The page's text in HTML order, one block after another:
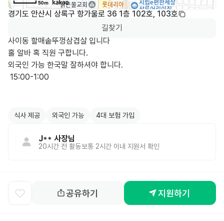
50m
경기도 안산시 상록구 항가울로 36 1층 102호, 103호
길찾기
사이동 할매솥뚜껑삼겹살 입니다
홀 알바 혹 직원 구합니다.
외국인 가능 한국말 잘하셔야 합니다.
식사 제공 외국인 가능 4대 보험 가입
J** 사장님
20시간 전 활동보통 2시간 이내 지원서 확인
공유하기 지원하기